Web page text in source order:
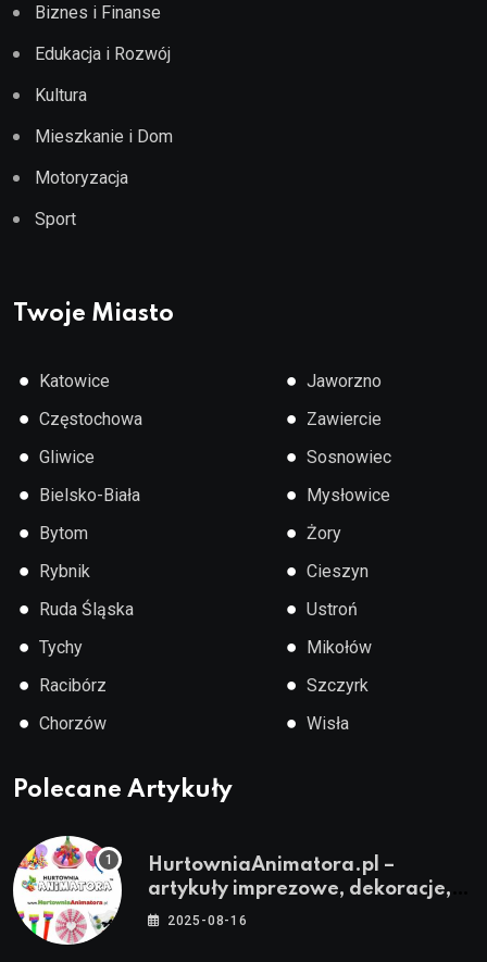
Biznes i Finanse
Edukacja i Rozwój
Kultura
Mieszkanie i Dom
Motoryzacja
Sport
Twoje Miasto
● Katowice
● Częstochowa
● Gliwice
● Bielsko-Biała
● Bytom
● Rybnik
● Ruda Śląska
● Tychy
● Racibórz
● Chorzów
● Jaworzno
● Zawiercie
● Sosnowiec
● Mysłowice
● Żory
● Cieszyn
● Ustroń
● Mikołów
● Szczyrk
● Wisła
Polecane Artykuły
HurtowniaAnimatora.pl –
artykuły imprezowe, dekoracje,
stroje i akcesoria dla animatorów
2025-08-16